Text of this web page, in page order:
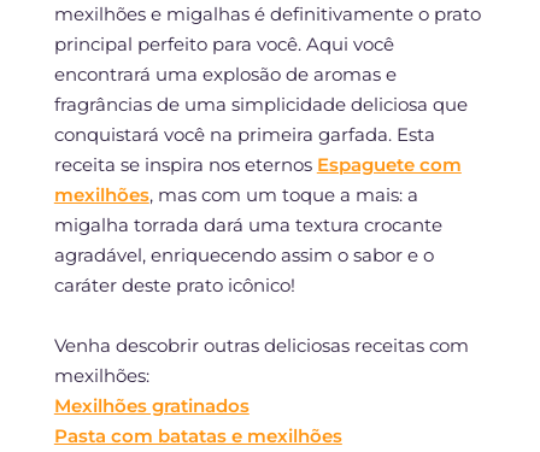
mexilhões e migalhas é definitivamente o prato
principal perfeito para você. Aqui você
encontrará uma explosão de aromas e
fragrâncias de uma simplicidade deliciosa que
conquistará você na primeira garfada. Esta
receita se inspira nos eternos Espaguete com
mexilhões, mas com um toque a mais: a
migalha torrada dará uma textura crocante
agradável, enriquecendo assim o sabor e o
caráter deste prato icônico!
Venha descobrir outras deliciosas receitas com
mexilhões:
Mexilhões gratinados
Pasta com batatas e mexilhões